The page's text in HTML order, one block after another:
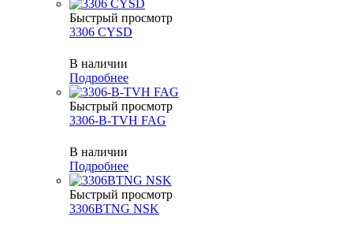
Быстрый просмотр
3306 CYSD
В наличии
Подробнее
Быстрый просмотр
3306-B-TVH FAG
В наличии
Подробнее
Быстрый просмотр
3306BTNG NSK